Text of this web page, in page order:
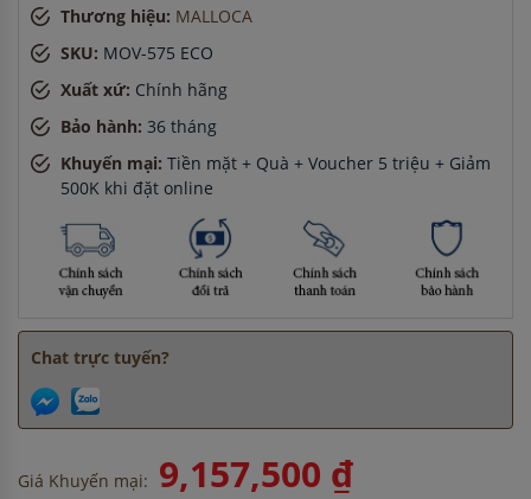
Anh Quang-ở Hải Dương đã đặt máy hút mùi cách đây 30
phút
Chị Thảo
Anh Hùng-ở Bình Dương đã mua chậu vòi rửa bát cách
đây 3 giờ
Anh Quang ở Hải Phòng đã đặt máy hút mùi cách đây 1
giờ
Anh Minh-ở Bình Dương đã mua chậu vòi rửa bát cách đây
8 giờ
Anh Quang
ở Hải Dương đã đặt máy hút mùi cách đây 30
phút
Thương hiệu: MALLOCA
SKU: MOV-575 ECO
Xuất xứ: Chính hãng
Bảo hành: 36 tháng
Khuyến mại: Tiền mặt + Quà + Voucher 5 triệu + Giảm
500K khi đặt online
Chat trực tuyến?
Giá Khuyến mại: 9,157,500 ₫